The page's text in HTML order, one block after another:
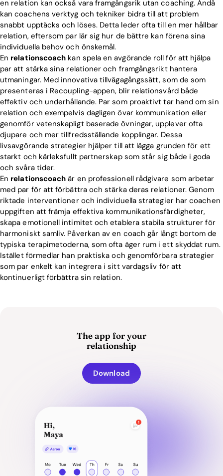
en relation kan också vara framgångsrik utan coaching. Ändå
kan coachens verktyg och tekniker bidra till att problem
snabbt upptäcks och löses. Detta leder ofta till en mer hållbar
relation, eftersom par lär sig hur de bättre kan förena sina
individuella behov och önskemål.
En relationscoach kan spela en avgörande roll för att hjälpa
par att stärka sina relationer och framgångsrikt hantera
utmaningar. Med innovativa tillvägagångssätt, som de som
presenteras i Recoupling-appen, blir relationsvård både
effektiv och underhållande. Par som proaktivt tar hand om sin
relation och exempelvis dagligen övar kommunikation eller
genomför vetenskapligt baserade övningar, upplever ofta
djupare och mer tillfredsställande kopplingar. Dessa
livsavgörande strategier hjälper till att lägga grunden för ett
starkt och kärleksfullt partnerskap som står sig både i goda
och svåra tider.
En relationscoach är en professionell rådgivare som arbetar
med par för att förbättra och stärka deras relationer. Genom
riktade interventioner och individuella strategier har coachen
uppgiften att främja effektiva kommunikationsfärdigheter,
skapa emotionell intimitet och etablera stabila strukturer för
harmoniskt samliv. Påverkan av en coach går långt bortom de
typiska terapimetoderna, som ofta äger rum i ett skyddat rum.
Istället förmedlar han praktiska och genomförbara strategier
som par enkelt kan integrera i sitt vardagsliv för att
kontinuerligt förbättra sin relation.
The app for your
relationship
Download